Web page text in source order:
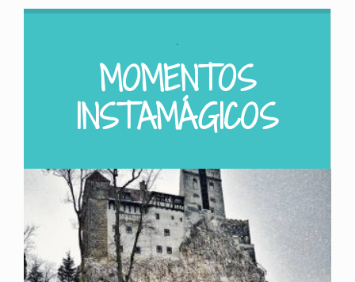
.
MOMENTOS
INSTAMÁGICOS